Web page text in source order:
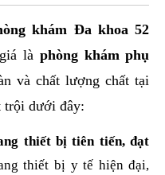
khám Đa khoa 52
là phòng khám phụ
và chất lượng chất tại
trội dưới đây:
thiết bị tiên tiến, đạt
thiết bị y tế hiện đại,